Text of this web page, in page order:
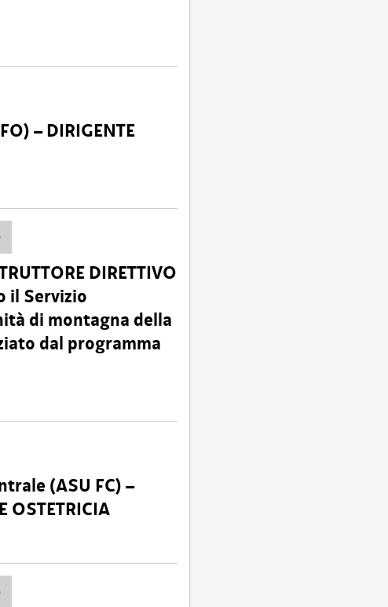
– DIRIGENTE
DIRETTIVO
il Servizio
di montagna della
dal programma
(ASU FC) –
OSTETRICIA